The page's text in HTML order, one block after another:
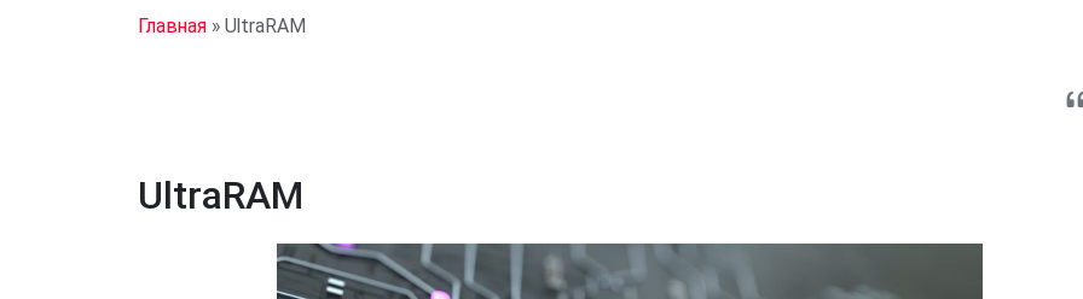
Главная » UltraRAM
UltraRAM